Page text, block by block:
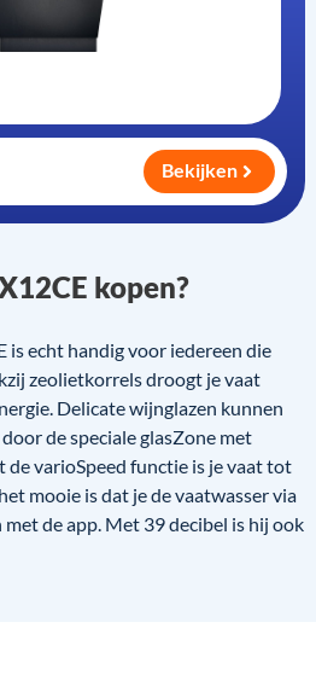
kopen?
is echt handig voor iedereen die
zeolietkorrels droogt je vaat
Delicate wijnglazen kunnen
de speciale glasZone met
de varioSpeed functie is je vaat tot
mooie is dat je de vaatwasser via
de app. Met 39 decibel is hij ook
Bekijken